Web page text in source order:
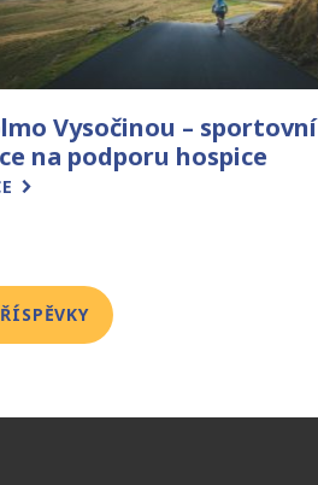
Vysočinou – sportovní
na podporu hospice